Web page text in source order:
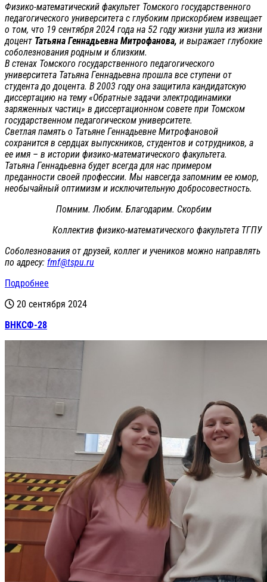
Физико-математический факультет Томского государственного
педагогического университета с глубоким прискорбием извещает
о том, что 19 сентября 2024 года на 52 году жизни ушла из жизни
доцент Татьяна Геннадьевна Митрофанова, и выражает глубокие
соболезнования родным и близким.
В стенах Томского государственного педагогического
университета Татьяна Геннадьевна прошла все ступени от
студента до доцента. В 2003 году она защитила кандидатскую
диссертацию на тему «Обратные задачи электродинамики
заряженных частиц» в диссертационном совете при Томском
государственном педагогическом университете.
Светлая память о Татьяне Геннадьевне Митрофановой
сохранится в сердцах выпускников, студентов и сотрудников, а
ее имя – в истории физико-математического факультета.
Татьяна Геннадьевна будет всегда для нас примером
преданности своей профессии. Мы навсегда запомним ее юмор,
необычайный оптимизм и исключительную добросовестность.
Помним. Любим. Благодарим. Скорбим
Коллектив физико-математического факультета ТГПУ
Соболезнования от друзей, коллег и учеников можно направлять
по адресу: fmf@tspu.ru
Подробнее
20 сентября 2024
ВНКСФ-28